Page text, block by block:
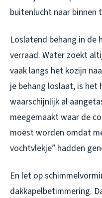
buitenlucht naar binnen
Loslatend behang in de
verraad. Water zoekt
vaak langs het kozijn
je behang loslaat, is
waarschijnlijk al
meegemaakt waar de
moest worden omdat
vochtvlekje” hadden
En let op
dakkapelbetimmering.